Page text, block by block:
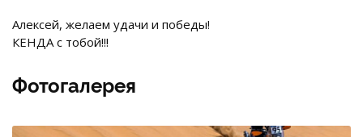
Алексей, желаем удачи и победы!
КЕНДА с тобой!!!
Фотогалерея